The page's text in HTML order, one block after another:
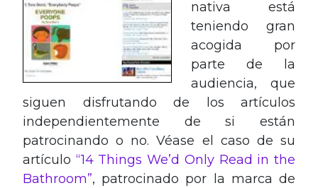
nativa está
teniendo gran
acogida por
parte de la
audiencia, que
siguen disfrutando de los artículos
independientemente de si están
patrocinando o no. Véase el caso de su
artículo “14 Things We’d Only Read in the
Bathroom”, patrocinado por la marca de